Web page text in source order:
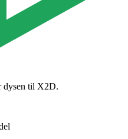
dysen til X2D.